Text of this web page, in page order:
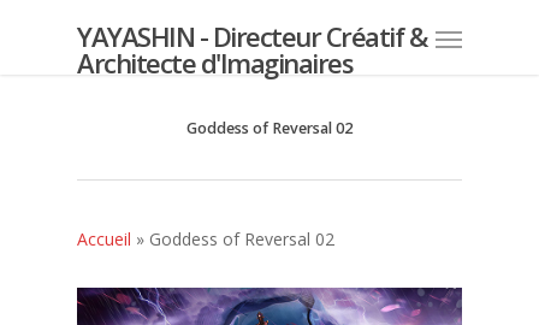
YAYASHIN - Directeur Créatif &
Architecte d'Imaginaires
Goddess of Reversal 02
Accueil » Goddess of Reversal 02